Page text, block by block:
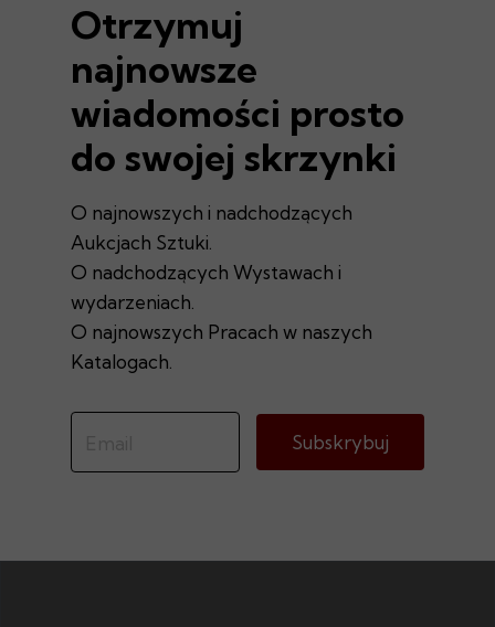
Otrzymuj
najnowsze
wiadomości prosto
do swojej skrzynki
O najnowszych i nadchodzących
Aukcjach Sztuki.
O nadchodzących Wystawach i
wydarzeniach.
O najnowszych Pracach w naszych
Katalogach.
Subskrybuj